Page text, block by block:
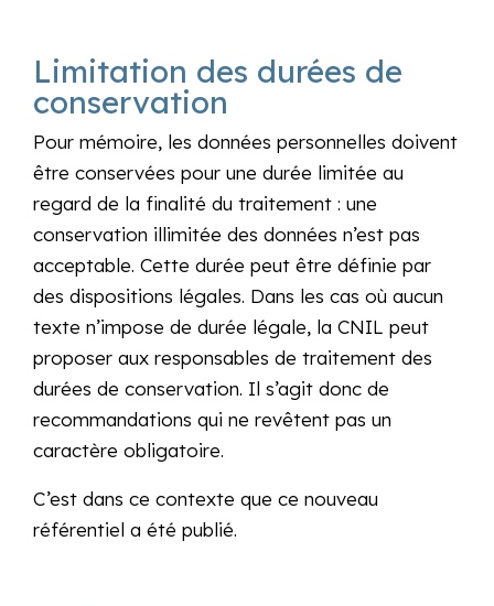
Limitation des durées de
conservation
Pour mémoire, les données personnelles doivent
être conservées pour une durée limitée au
regard de la finalité du traitement : une
conservation illimitée des données n’est pas
acceptable. Cette durée peut être définie par
des dispositions légales. Dans les cas où aucun
texte n’impose de durée légale, la CNIL peut
proposer aux responsables de traitement des
durées de conservation. Il s’agit donc de
recommandations qui ne revêtent pas un
caractère obligatoire.
C’est dans ce contexte que ce nouveau
référentiel a été publié.